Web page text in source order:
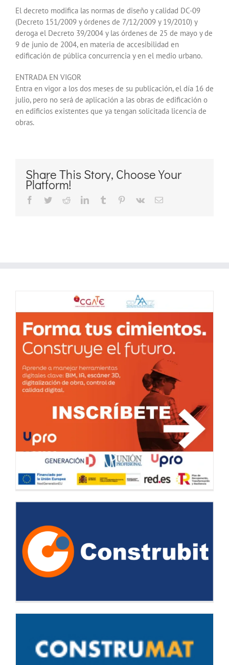
El decreto modifica las normas de diseño y calidad DC-09
(Decreto 151/2009 y órdenes de 7/12/2009 y 19/2010) y
deroga el Decreto 39/2004 y las órdenes de 25 de mayo y de
9 de junio de 2004, en materia de accesibilidad en
edificación de pública concurrencia y en el medio urbano.
ENTRADA EN VIGOR
Entra en vigor a los dos meses de su publicación, el día 16 de
julio, pero no será de aplicación a las obras de edificación o
en edificios existentes que ya tengan solicitada licencia de
obras.
Share This Story, Choose Your
Platform!
Facebook
TwitterRedditLinkedInTumblr Pinterest
Vk
Correo